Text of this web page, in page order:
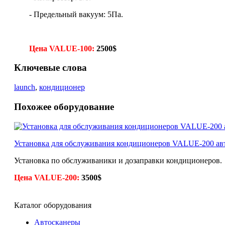
- Предельный вакуум: 5Па.
Цена VALUE-100: 2500$
Ключевые слова
launch, кондиционер
Похожее оборудование
Установка для обслуживания кондиционеров VALUE-200
Установка по обслуживаники и дозаправки кондиционеров.
Цена VALUE-200: 3500$
Каталог оборудования
Автосканеры